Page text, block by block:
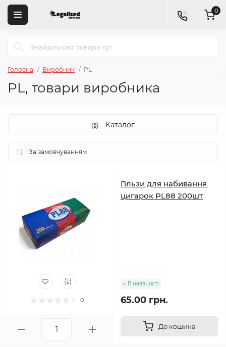
0
Головна Виробник PL
PL, товари виробника
Каталог
0
Гільзи для набивання
цигарок PL88 200шт
В наявності
65.00 грн.
До кошика